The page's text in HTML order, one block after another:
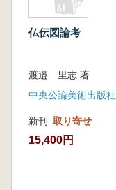
仏伝図論考
渡邉 里志 著
中央公論美術出版社
新刊 取り寄せ
15,400円